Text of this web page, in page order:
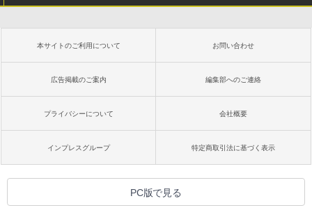
本サイトのご利用について お問い合わせ
広告掲載のご案内 編集部へのご連絡
プライバシーについて 会社概要
インプレスグループ 特定商取引法に基づく表示
PC版で見る